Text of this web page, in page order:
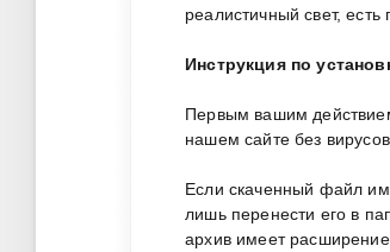
реалистичный свет,
Инструкция по
Первым вашим
нашем сайте без
Если скаченный файл
лишь перенести его в
архив имеет